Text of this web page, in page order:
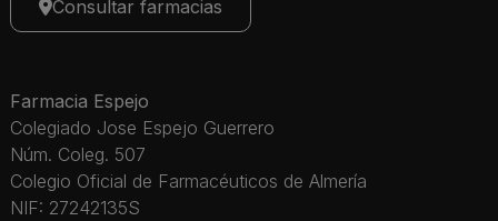
Consultar farmacias
Farmacia Espejo
Colegiado Jose Espejo Guerrero
Núm. Coleg. 507
Colegio Oficial de Farmacéuticos de Almería
NIF: 27242135S